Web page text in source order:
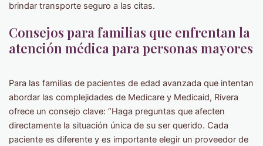
brindar transporte seguro a las citas.
Consejos para familias que enfrentan la
atención médica para personas mayores
Para las familias de pacientes de edad avanzada que intentan
abordar las complejidades de Medicare y Medicaid, Rivera
ofrece un consejo clave: “Haga preguntas que afecten
directamente la situación única de su ser querido. Cada
paciente es diferente y es importante elegir un proveedor de